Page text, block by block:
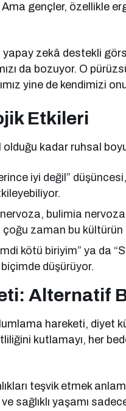
gençler, özellikle
zekâ destekli
da bozuyor. O
yine de kendimizi
Etkileri
olduğu kadar ruhsal
iyi değil”
bulimia nervoza
zaman bu kültürün
kötü biriyim” ya da
düşürüyor.
Alternatif
hareketi, diyet
kutlamayı, her
teşvik etmek
sağlıklı yaşamı